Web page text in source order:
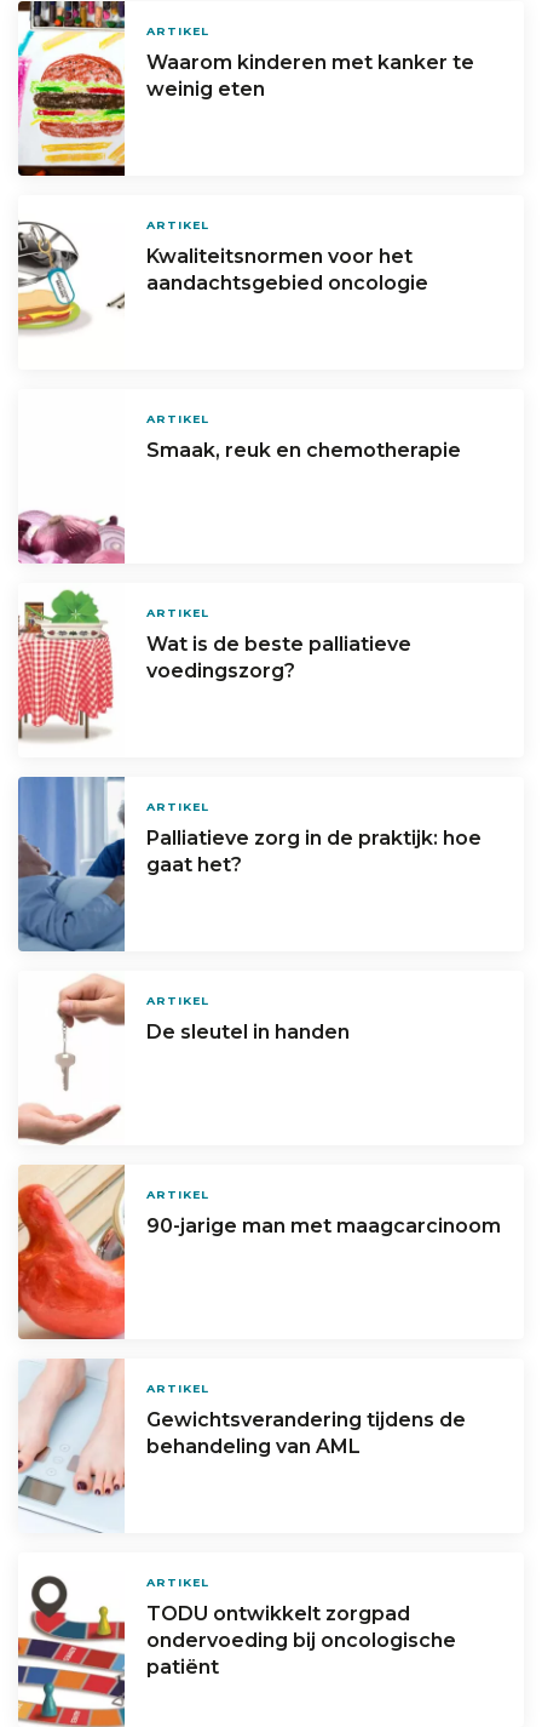
ARTIKEL
Waarom kinderen met kanker te
weinig eten
ARTIKEL
Kwaliteitsnormen voor het
aandachtsgebied oncologie
ARTIKEL
Smaak, reuk en chemotherapie
ARTIKEL
Wat is de beste palliatieve
voedingszorg?
ARTIKEL
Palliatieve zorg in de praktijk: hoe
gaat het?
ARTIKEL
De sleutel in handen
ARTIKEL
90-jarige man met maagcarcinoom
ARTIKEL
Gewichtsverandering tijdens de
behandeling van AML
ARTIKEL
TODU ontwikkelt zorgpad
ondervoeding bij oncologische
patiënt